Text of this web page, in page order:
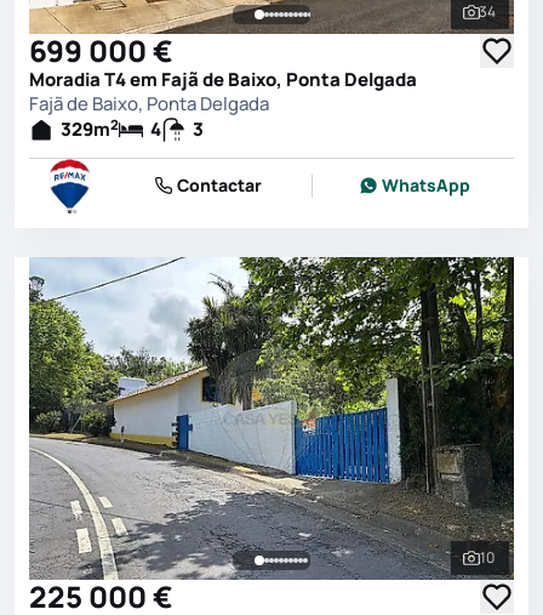
Ver
34
699 000 €
Moradia T4 em Fajã de Baixo, Ponta Delgada
Fajã de Baixo, Ponta Delgada
329m2 4 3
Contactar WhatsApp
Ver
10
225 000 €